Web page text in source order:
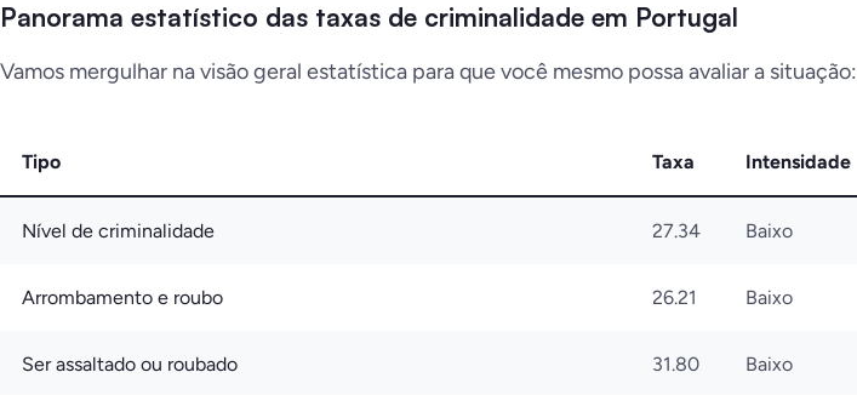
Panorama estatístico das taxas de criminalidade em Portugal
Vamos mergulhar na visão geral estatística para que você mesmo possa avaliar a situação:
Tipo Taxa Intensidade
Nível de criminalidade 27.34 Baixo
Arrombamento e roubo 26.21 Baixo
Ser assaltado ou roubado 31.80 Baixo